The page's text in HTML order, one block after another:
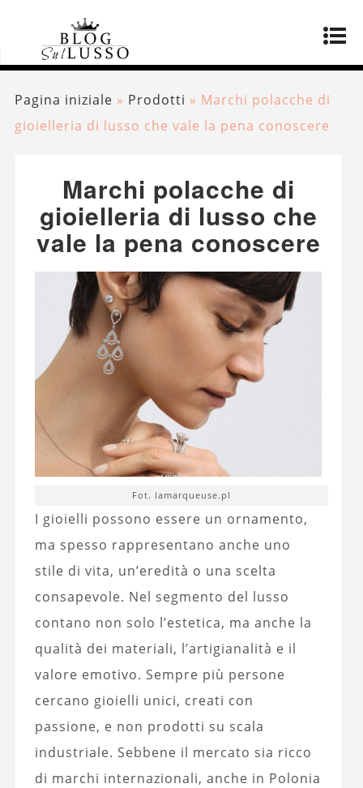
Pagina iniziale » Prodotti » Marchi polacche di
gioielleria di lusso che vale la pena conoscere
Marchi polacche di
gioielleria di lusso che
vale la pena conoscere
Fot. lamarqueuse.pl
I gioielli possono essere un ornamento,
ma spesso rappresentano anche uno
stile di vita, un’eredità o una scelta
consapevole. Nel segmento del lusso
contano non solo l’estetica, ma anche la
qualità dei materiali, l’artigianalità e il
valore emotivo. Sempre più persone
cercano gioielli unici, creati con
passione, e non prodotti su scala
industriale. Sebbene il mercato sia ricco
di marchi internazionali, anche in Polonia